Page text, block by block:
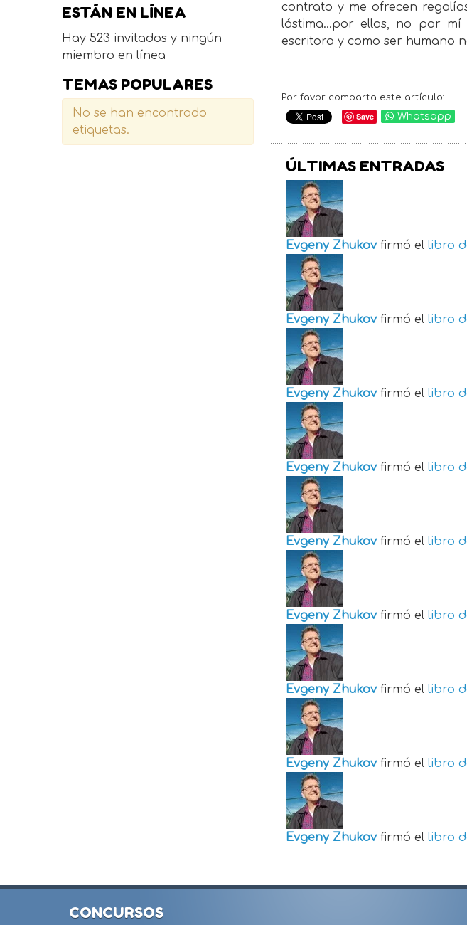
contrato y me ofrecen
lástima...por ellos, no por mí
escritora y como ser humano
Por favor comparta este artículo:
Save Whatsapp
ÚLTIMAS ENTRADAS
Evgeny Zhukov firmó el libro
Evgeny Zhukov firmó el libro
Evgeny Zhukov firmó el libro
Evgeny Zhukov firmó el libro
Evgeny Zhukov firmó el libro
Evgeny Zhukov firmó el libro
Evgeny Zhukov firmó el libro
Evgeny Zhukov firmó el libro
Evgeny Zhukov firmó el libro
ESTÁN EN LÍNEA
Hay 523 invitados y ningún
miembro en línea
TEMAS POPULARES
No se han encontrado
etiquetas.
CONCURSOS